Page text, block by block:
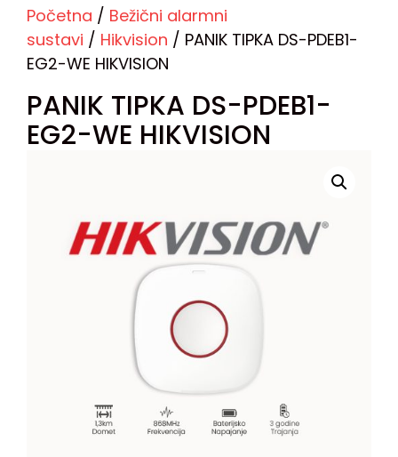
Početna / Bežični alarmni
sustavi / Hikvision / PANIK TIPKA DS-PDEB1-
EG2-WE HIKVISION
PANIK TIPKA DS-PDEB1-
EG2-WE HIKVISION